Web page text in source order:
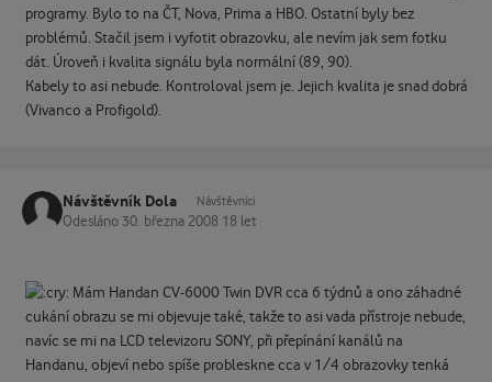
programy. Bylo to na ČT, Nova, Prima a HBO. Ostatní byly bez
problémů. Stačil jsem i vyfotit obrazovku, ale nevím jak sem fotku
dát. Úroveň i kvalita signálu byla normální (89, 90).
Kabely to asi nebude. Kontroloval jsem je. Jejich kvalita je snad dobrá
(Vivanco a Profigold).
Návštěvník Dola Návštěvníci
Odesláno 30. března 2008 18 let
Mám Handan CV-6000 Twin DVR cca 6 týdnů a ono záhadné
cukání obrazu se mi objevuje také, takže to asi vada přístroje nebude,
navíc se mi na LCD televizoru SONY, při přepínání kanálů na
Handanu, objeví nebo spíše probleskne cca v 1/4 obrazovky tenká